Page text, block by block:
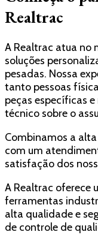
Realtrac
A Realtrac atua no
soluções
pesadas. Nossa
tanto pessoas
peças específicas
técnico sobre o
Combinamos a
com um
satisfação dos
A Realtrac oferece
ferramentas
alta qualidade e
de controle de